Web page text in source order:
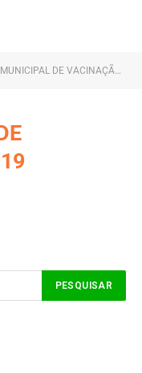
DE VACINAÇÃO COVID-19